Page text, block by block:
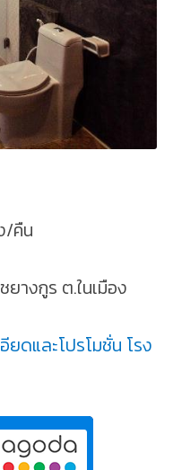
/คืน
างกูร ต.ในเมือง
ดและโปรโมชั่น โรง